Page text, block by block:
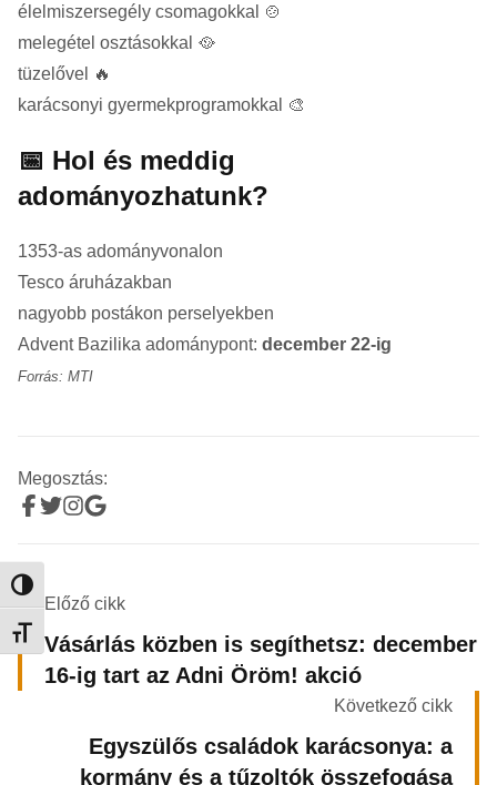
Nagy kontraszt váltása
Betűméret váltása
élelmiszersegély csomagokkal 🍲
melegétel osztásokkal 🥘
tüzelővel 🔥
karácsonyi gyermekprogramokkal 🎨
📅 Hol és meddig
adományozhatunk?
1353-as adományvonalon
Tesco áruházakban
nagyobb postákon perselyekben
Advent Bazilika adománypont: december 22-ig
Forrás: MTI
Megosztás:
Előző cikk
Vásárlás közben is segíthetsz: december
16-ig tart az Adni Öröm! akció
Következő cikk
Egyszülős családok karácsonya: a
kormány és a tűzoltók összefogása